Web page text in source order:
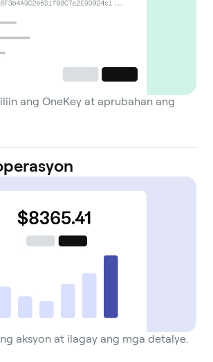
ang OneKey at aprubahan ang
aksyon at ilagay ang mga detalye.